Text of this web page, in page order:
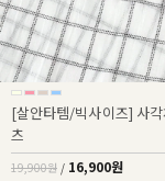
[살안타템/빅사이즈] 사
츠
19,900원 / 16,900원